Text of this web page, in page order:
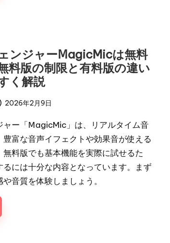
ンジャーⅯagicMicは無料
料版の制限と有料版の違い
く解説
2026年2月9日
ャー「ⅯagicMic」は、リアルタイム音
富な音声イフェクトや効果音が使える
無料版でも基本機能を実際に試せるた
るには十分な内容となっています。まず
音質を体験しましょう。